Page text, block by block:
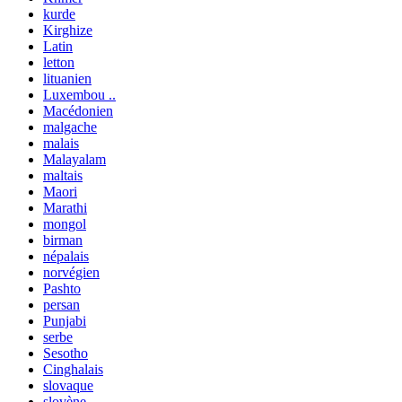
kurde
Kirghize
Latin
letton
lituanien
Luxembou ..
Macédonien
malgache
malais
Malayalam
maltais
Maori
Marathi
mongol
birman
népalais
norvégien
Pashto
persan
Punjabi
serbe
Sesotho
Cinghalais
slovaque